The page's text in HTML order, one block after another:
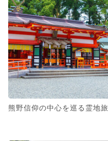
熊野信仰の中心を巡る霊地旅